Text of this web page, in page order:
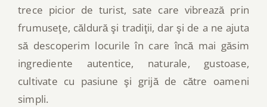
trece picior de turist, sate care vibrează prin
frumuseţe, căldură şi tradiţii, dar şi de a ne ajuta
să descoperim locurile în care încă mai găsim
ingrediente autentice, naturale, gustoase,
cultivate cu pasiune şi grijă de către oameni
simpli.